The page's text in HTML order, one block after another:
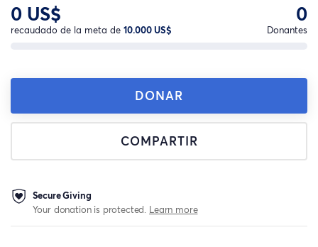
0 US$
recaudado de la meta de 10.000 US$
0
Donantes
DONAR
COMPARTIR
Secure Giving
Your donation is protected. Learn more